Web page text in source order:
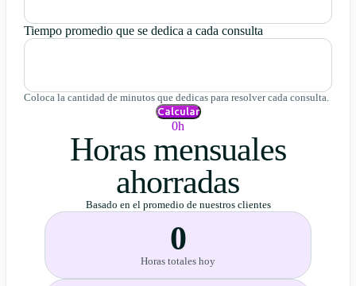
Tiempo promedio que se dedica a cada consulta
Coloca la cantidad de minutos que dedicas para resolver cada consulta.
Calcular
0h
Horas mensuales
ahorradas
Basado en el promedio de nuestros clientes
0
Horas totales hoy